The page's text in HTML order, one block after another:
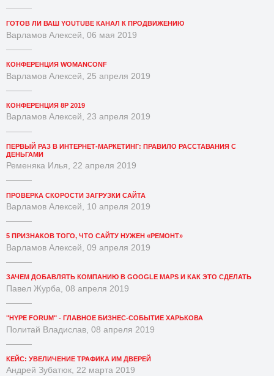
ГОТОВ ЛИ ВАШ YOUTUBE КАНАЛ К ПРОДВИЖЕНИЮ
Варламов Алексей, 06 мая 2019
КОНФЕРЕНЦИЯ WOMANCONF
Варламов Алексей, 25 апреля 2019
КОНФЕРЕНЦИЯ 8P 2019
Варламов Алексей, 23 апреля 2019
ПЕРВЫЙ РАЗ В ИНТЕРНЕТ-МАРКЕТИНГ: ПРАВИЛО РАССТАВАНИЯ С
ДЕНЬГАМИ
Ременяка Илья, 22 апреля 2019
ПРОВЕРКА СКОРОСТИ ЗАГРУЗКИ САЙТА
Варламов Алексей, 10 апреля 2019
5 ПРИЗНАКОВ ТОГО, ЧТО САЙТУ НУЖЕН «РЕМОНТ»
Варламов Алексей, 09 апреля 2019
ЗАЧЕМ ДОБАВЛЯТЬ КОМПАНИЮ В GOOGLE MAPS И КАК ЭТО СДЕЛАТЬ
Павел Журба, 08 апреля 2019
"HYPE FORUM" - ГЛАВНОЕ БИЗНЕС-СОБЫТИЕ ХАРЬКОВА
Политай Владислав, 08 апреля 2019
КЕЙС: УВЕЛИЧЕНИЕ ТРАФИКА ИМ ДВЕРЕЙ
Андрей Зубатюк, 22 марта 2019